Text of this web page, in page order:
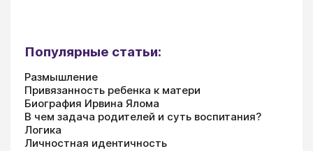
Популярные статьи:
Размышление
Привязанность ребенка к матери
Биография Ирвина Ялома
В чем задача родителей и суть воспитания?
Логика
Личностная идентичность